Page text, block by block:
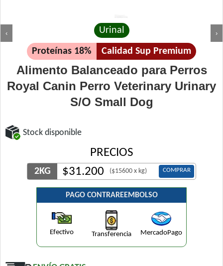
‹ ›
Urinal
Proteínas 18% Calidad Sup Premium
Alimento Balanceado para Perros
Royal Canin Perro Veterinary Urinary
S/O Small Dog
Stock disponible
PRECIOS
2KG $31.200 ($15600 x kg) COMPRAR
PAGO CONTRAREEMBOLSO
Efectivo Transferencia MercadoPago